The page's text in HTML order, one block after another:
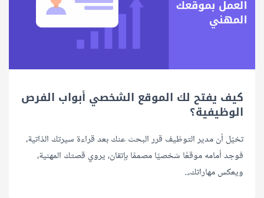
كيف يفتح لك الموقع الشخصي أبواب الفرص
الوظيفية؟
تخيّل أن مدير التوظيف قرر البحث عنك بعد قراءة سيرتك الذاتية،
فوجد أمامه موقعًا شخصيًا مصممًا بإتقان، يروي قصتك المهنية،
ويعكس مهاراتك،..